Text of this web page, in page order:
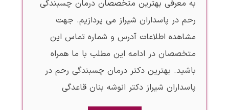
به معرفی بهترین متخصصان درمان چسبندگی
رحم در پاسداران شیراز می پردازیم. جهت
مشاهده اطلاعات آدرس و شماره تماس این
متخصصان در ادامه این مطلب با ما همراه
باشید. بهترین دکتر درمان چسبندگی رحم در
پاسداران شیراز دکتر انوشه بنان قاعدگی